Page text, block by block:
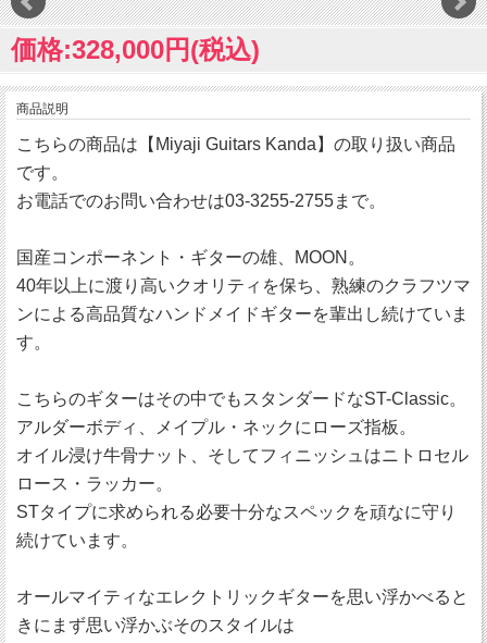
価格:328,000円(税込)
商品説明
こちらの商品は【Miyaji Guitars Kanda】の取り扱い商品
です。
お電話でのお問い合わせは03-3255-2755まで。
国産コンポーネント・ギターの雄、MOON。
40年以上に渡り高いクオリティを保ち、熟練のクラフツマ
ンによる高品質なハンドメイドギターを輩出し続けていま
す。
こちらのギターはその中でもスタンダードなST-Classic。
アルダーボディ、メイプル・ネックにローズ指板。
オイル浸け牛骨ナット、そしてフィニッシュはニトロセル
ロース・ラッカー。
STタイプに求められる必要十分なスペックを頑なに守り
続けています。
オールマイティなエレクトリックギターを思い浮かべると
きにまず思い浮かぶそのスタイルは